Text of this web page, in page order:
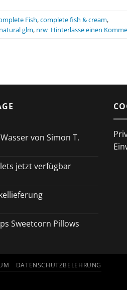
Fish,complete fish & cream,
natural glm, nrw Hinterlasse einen
von Simon T.
jetzt verfügbar
Sweetcorn Pillows
DATENSCHUTZBELEHRUNG